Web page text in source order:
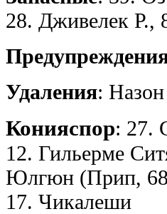
28. Дживелек Р.,
Удаления:
Конияспор: 27.
12. Гильерме
Юлгюн (Прип,
17. Чикалеши